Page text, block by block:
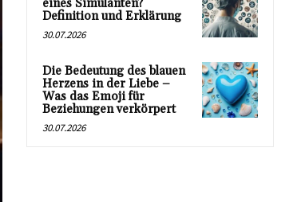
eines Simulanten?
Definition und Erklärung
30.07.2026
Die Bedeutung des blauen
Herzens in der Liebe –
Was das Emoji für
Beziehungen verkörpert
30.07.2026